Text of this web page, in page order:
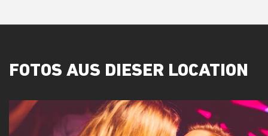
FOTOS AUS DIESER LOCATION